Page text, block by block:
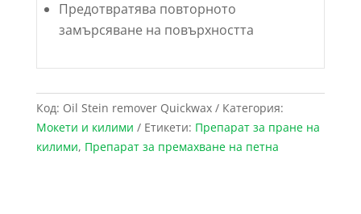
Предотвратява повторното
замърсяване на повърхността
Код: Oil Stein remover Quickwax
Категория:
Мокети и килими
Етикети: Препарат за пране на
килими, Препарат за премахване на петна